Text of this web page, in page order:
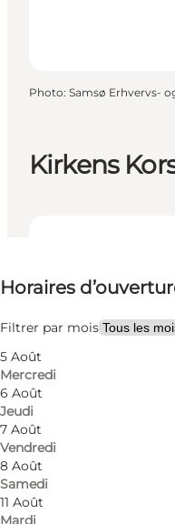
Kirkens
Horaires
Filtrer par mois
5 Août
Mercredi
6 Août
Jeudi
7 Août
Vendredi
8 Août
Samedi
11 Août
Mardi
Photo: Samsø Erhvervs-
Furniture, clothing,